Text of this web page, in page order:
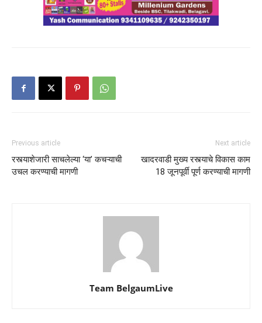
Previous article
रस्त्याशेजारी साचलेल्या ‘या’ कचऱ्याची
उचल करण्याची मागणी
Next article
खादरवाडी मुख्य रस्त्याचे विकास काम
18 जूनपूर्वी पूर्ण करण्याची मागणी
Team BelgaumLive